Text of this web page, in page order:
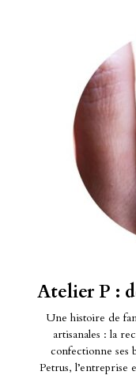
Atelier P :
Une histoire de
artisanales : la
confectionne ses
Petrus, l’entreprise